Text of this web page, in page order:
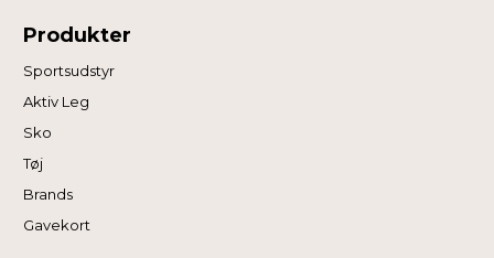
Produkter
Sportsudstyr
Aktiv Leg
Sko
Tøj
Brands
Gavekort